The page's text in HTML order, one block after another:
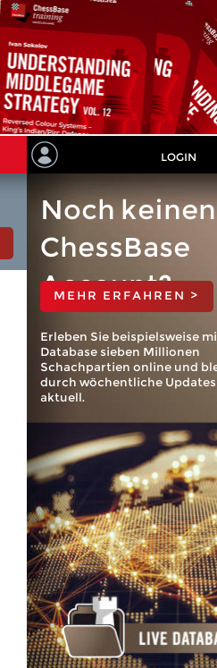
LOGIN
Noch keinen
ChessBase
Account?
MEHR ERFAHREN >
Erleben Sie beispielsweise
Database sieben Millionen
Schachpartien online und
durch wöchentliche
aktuell.